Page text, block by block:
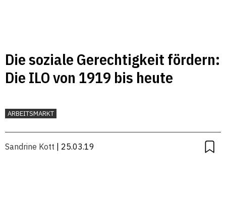
Die soziale Gerechtigkeit fördern:
Die ILO von 1919 bis heute
ARBEITSMARKT
Sandrine Kott | 25.03.19